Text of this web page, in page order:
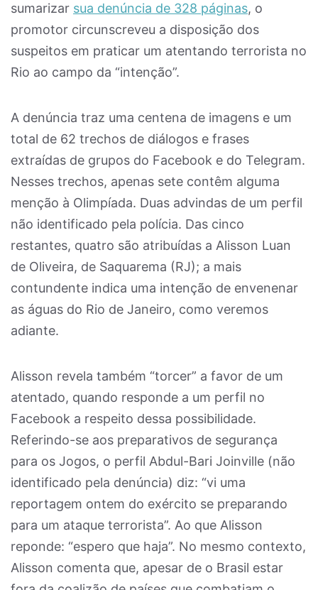
sumarizar sua denúncia de 328 páginas, o
promotor circunscreveu a disposição dos
suspeitos em praticar um atentando terrorista no
Rio ao campo da “intenção”.
A denúncia traz uma centena de imagens e um
total de 62 trechos de diálogos e frases
extraídas de grupos do Facebook e do Telegram.
Nesses trechos, apenas sete contêm alguma
menção à Olimpíada. Duas advindas de um perfil
não identificado pela polícia. Das cinco
restantes, quatro são atribuídas a Alisson Luan
de Oliveira, de Saquarema (RJ); a mais
contundente indica uma intenção de envenenar
as águas do Rio de Janeiro, como veremos
adiante.
Alisson revela também “torcer” a favor de um
atentado, quando responde a um perfil no
Facebook a respeito dessa possibilidade.
Referindo-se aos preparativos de segurança
para os Jogos, o perfil Abdul-Bari Joinville (não
identificado pela denúncia) diz: “vi uma
reportagem ontem do exército se preparando
para um ataque terrorista”. Ao que Alisson
reponde: “espero que haja”. No mesmo contexto,
Alisson comenta que, apesar de o Brasil estar